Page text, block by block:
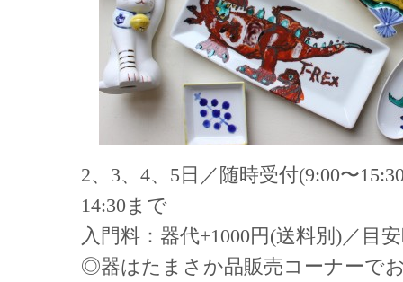
2、3、4、5日／随時受付(9:00〜
14:30まで
入門料：器代+1000円(送料別)／目
◎器はたまさか品販売コーナーで